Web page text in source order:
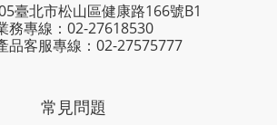
臺北市松山區健康路166號B1
務專線： 02-27618530
品客服專線：02-27575777
常見問題